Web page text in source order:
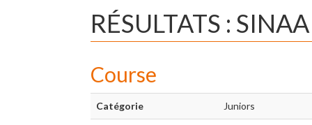
RÉSULTATS :
Course
Catégorie Juniors